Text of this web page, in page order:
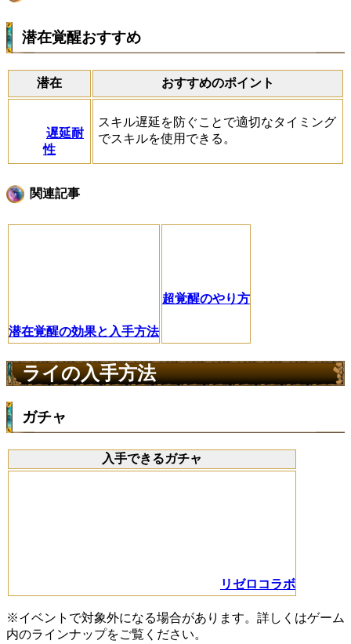
潜在覚醒おすすめ
潜在 おすすめのポイント
遅延耐
性
スキル遅延を防ぐことで適切なタイミング
でスキルを使用できる。
関連記事
潜在覚醒の効果と入手方法
超覚醒のやり方
ライの入手方法
ガチャ
入手できるガチャ
リゼロコラボ
※イベントで対象外になる場合があります。詳しくはゲーム
内のラインナップをご覧ください。